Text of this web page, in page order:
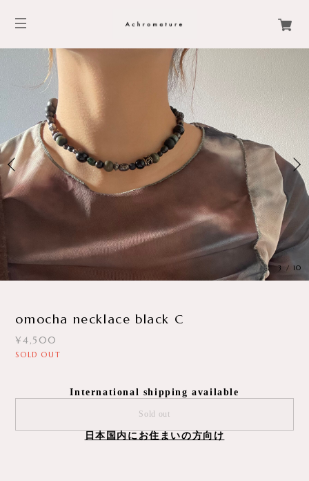
3 / 10
omocha necklace black C
¥4,500
SOLD OUT
International shipping available
Sold out
日本国内にお住まいの方向け